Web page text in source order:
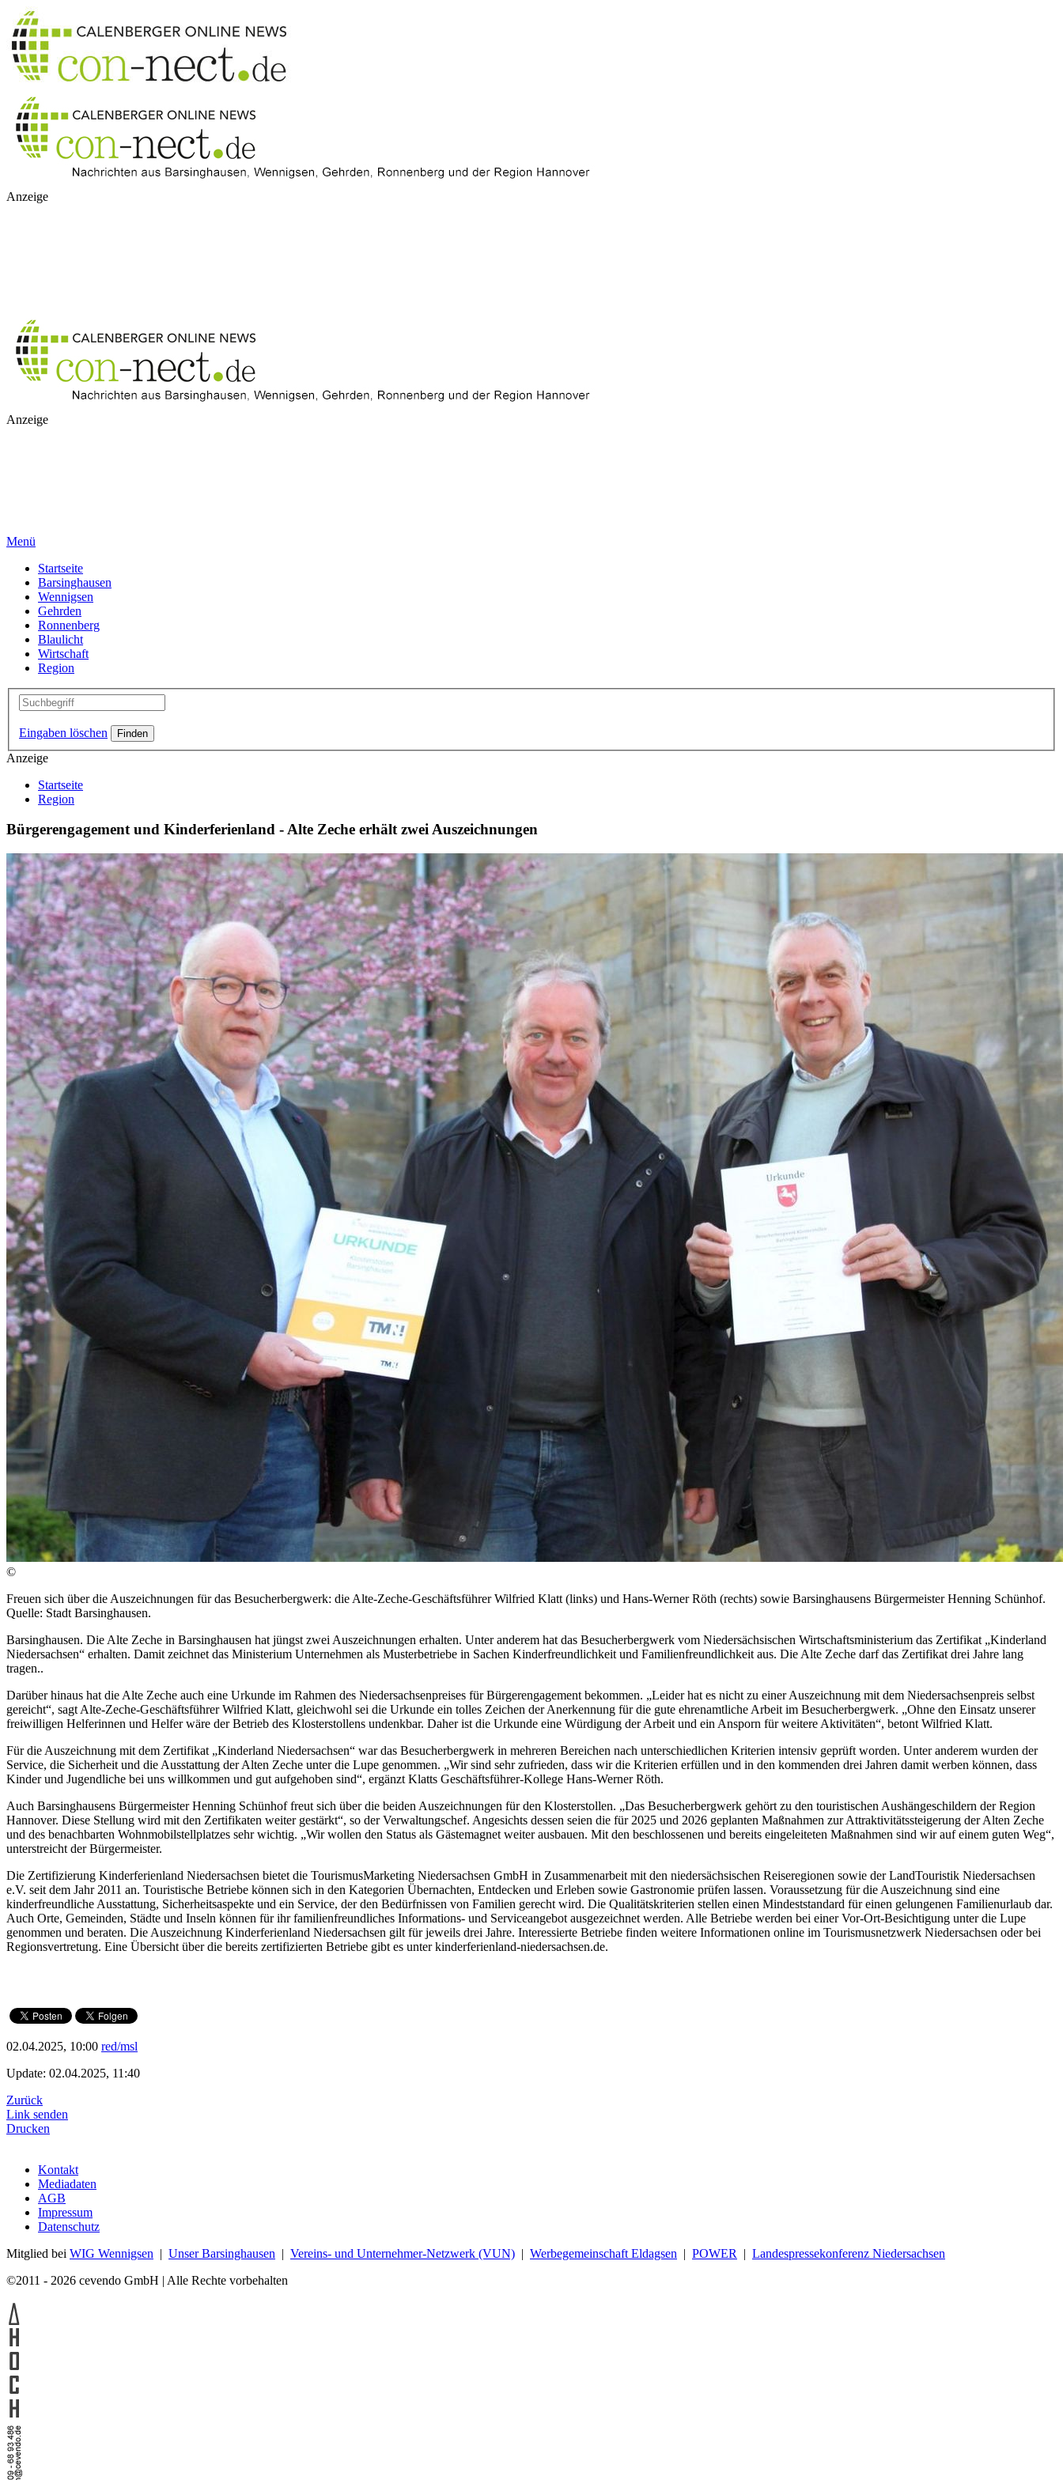
Anzeige
Anzeige
Menü
Startseite
Barsinghausen
Wennigsen
Gehrden
Ronnenberg
Blaulicht
Wirtschaft
Region
Eingaben löschen
Anzeige
Startseite
Region
Bürgerengagement und Kinderferienland - Alte Zeche erhält zwei Auszeichnungen
©
Freuen sich über die Auszeichnungen für das Besucherbergwerk: die Alte-Zeche-Geschäftsführer Wilfried Klatt (links) und Hans-Werner Röth (rechts) sowie Barsinghausens Bürgermeister Henning Schünhof.
Quelle: Stadt Barsinghausen.
Barsinghausen. Die Alte Zeche in Barsinghausen hat jüngst zwei Auszeichnungen erhalten. Unter anderem hat das Besucherbergwerk vom Niedersächsischen Wirtschaftsministerium das Zertifikat „Kinderland
Niedersachsen“ erhalten. Damit zeichnet das Ministerium Unternehmen als Musterbetriebe in Sachen Kinderfreundlichkeit und Familienfreundlichkeit aus. Die Alte Zeche darf das Zertifikat drei Jahre lang
tragen..
Darüber hinaus hat die Alte Zeche auch eine Urkunde im Rahmen des Niedersachsenpreises für Bürgerengagement bekommen. „Leider hat es nicht zu einer Auszeichnung mit dem Niedersachsenpreis selbst
gereicht“, sagt Alte-Zeche-Geschäftsführer Wilfried Klatt, gleichwohl sei die Urkunde ein tolles Zeichen der Anerkennung für die gute ehrenamtliche Arbeit im Besucherbergwerk. „Ohne den Einsatz unserer
freiwilligen Helferinnen und Helfer wäre der Betrieb des Klosterstollens undenkbar. Daher ist die Urkunde eine Würdigung der Arbeit und ein Ansporn für weitere Aktivitäten“, betont Wilfried Klatt.
Für die Auszeichnung mit dem Zertifikat „Kinderland Niedersachsen“ war das Besucherbergwerk in mehreren Bereichen nach unterschiedlichen Kriterien intensiv geprüft worden. Unter anderem wurden der
Service, die Sicherheit und die Ausstattung der Alten Zeche unter die Lupe genommen. „Wir sind sehr zufrieden, dass wir die Kriterien erfüllen und in den kommenden drei Jahren damit werben können, dass
Kinder und Jugendliche bei uns willkommen und gut aufgehoben sind“, ergänzt Klatts Geschäftsführer-Kollege Hans-Werner Röth.
Auch Barsinghausens Bürgermeister Henning Schünhof freut sich über die beiden Auszeichnungen für den Klosterstollen. „Das Besucherbergwerk gehört zu den touristischen Aushängeschildern der Region
Hannover. Diese Stellung wird mit den Zertifikaten weiter gestärkt“, so der Verwaltungschef. Angesichts dessen seien die für 2025 und 2026 geplanten Maßnahmen zur Attraktivitätssteigerung der Alten Zeche
und des benachbarten Wohnmobilstellplatzes sehr wichtig. „Wir wollen den Status als Gästemagnet weiter ausbauen. Mit den beschlossenen und bereits eingeleiteten Maßnahmen sind wir auf einem guten Weg“,
unterstreicht der Bürgermeister.
Die Zertifizierung Kinderferienland Niedersachsen bietet die TourismusMarketing Niedersachsen GmbH in Zusammenarbeit mit den niedersächsischen Reiseregionen sowie der LandTouristik Niedersachsen
e.V. seit dem Jahr 2011 an. Touristische Betriebe können sich in den Kategorien Übernachten, Entdecken und Erleben sowie Gastronomie prüfen lassen. Voraussetzung für die Auszeichnung sind eine
kinderfreundliche Ausstattung, Sicherheitsaspekte und ein Service, der den Bedürfnissen von Familien gerecht wird. Die Qualitätskriterien stellen einen Mindeststandard für einen gelungenen Familienurlaub dar.
Auch Orte, Gemeinden, Städte und Inseln können für ihr familienfreundliches Informations- und Serviceangebot ausgezeichnet werden. Alle Betriebe werden bei einer Vor-Ort-Besichtigung unter die Lupe
genommen und beraten. Die Auszeichnung Kinderferienland Niedersachsen gilt für jeweils drei Jahre. Interessierte Betriebe finden weitere Informationen online im Tourismusnetzwerk Niedersachsen oder bei
Regionsvertretung. Eine Übersicht über die bereits zertifizierten Betriebe gibt es unter kinderferienland-niedersachsen.de.
02.04.2025, 10:00 red/msl
Update: 02.04.2025, 11:40
Zurück
Link senden
Drucken
Kontakt
Mediadaten
AGB
Impressum
Datenschutz
Mitglied bei WIG Wennigsen | Unser Barsinghausen | Vereins- und Unternehmer-Netzwerk (VUN) | Werbegemeinschaft Eldagsen | POWER | Landespressekonferenz Niedersachsen
©2011 - 2026 cevendo GmbH | Alle Rechte vorbehalten